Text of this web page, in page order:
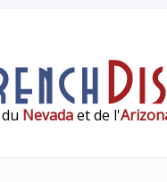
Nevadaet de l'